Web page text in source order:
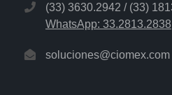
(33) 3630.2942 / (33)
WhatsApp: 33.2813.2838
soluciones@ciomex.com